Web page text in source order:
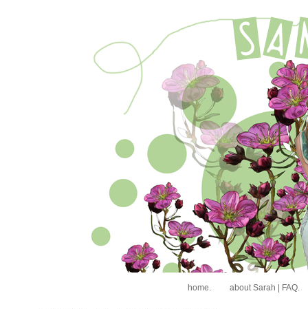
home. about Sarah | FAQ.